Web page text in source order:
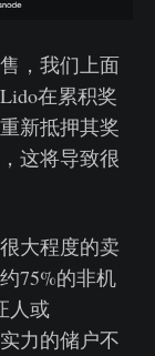
，我们上面
在累积奖
新抵押其奖
这将导致很
大程度的卖
75%的非机
人或
力的储户不